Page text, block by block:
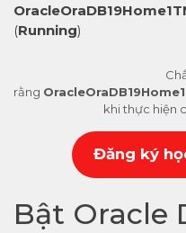
(Running)
rằng
khi thực hiện
Đăng ký
Bật Oracle